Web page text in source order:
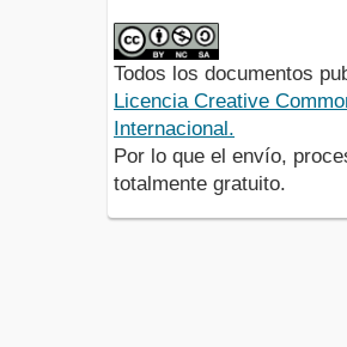
Todos los documentos
Licencia Creative
Internacional.
Por lo que el envío,
totalmente gratuito.